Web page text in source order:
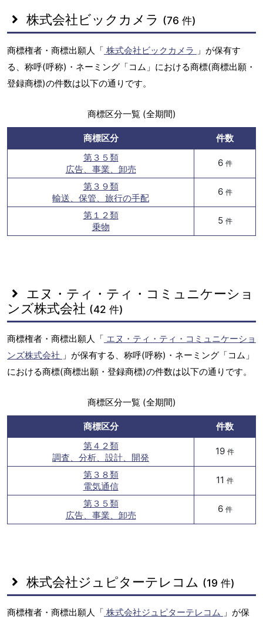
株式会社ビックカメラ (76 件)
商標権者・商標出願人「 株式会社ビックカメラ 」が保有す
る、称呼(呼称)・ネーミング「コム」における商標(商標出願・
登録商標)の件数は以下の通りです。
商標区分一覧 (全期間)
商標区分
件数
第３５類
広告、事業、卸売
6 件
第３９類
輸送、保管、旅行の手配
6 件
第１２類
乗物
5 件
エヌ・ティ・ティ・コミュニケーショ
ンズ株式会社 (42 件)
商標権者・商標出願人「 エヌ・ティ・ティ・コミュニケーショ
ンズ株式会社 」が保有する、称呼(呼称)・ネーミング「コム」
における商標(商標出願・登録商標)の件数は以下の通りです。
商標区分一覧 (全期間)
商標区分
件数
第４２類
調査、分析、設計、開発
19 件
第３８類
電気通信
11 件
第３５類
広告、事業、卸売
6 件
株式会社ジュピターテレコム (19 件)
商標権者・商標出願人「 株式会社ジュピターテレコム 」が保